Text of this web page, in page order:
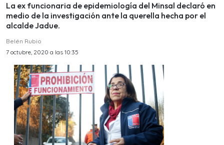
La ex funcionaria de epidemiología del Minsal declaró en
medio de la investigación ante la querella hecha por el
alcalde Jadue.
Belén Rubio
7 octubre, 2020 a las 10:35